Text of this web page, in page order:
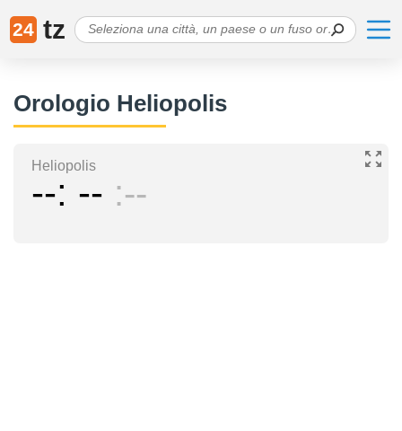
24 tz
Orologio Heliopolis
Heliopolis
-- -- --